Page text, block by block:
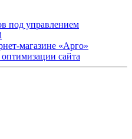
под управлением
магазине «Арго»
сайта